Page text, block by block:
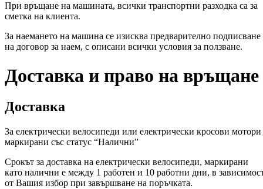
При връщане на машината, всички транспортни разходка са за
сметка на клиента.
За наемането на машина се изисква предварително подписване
на договор за наем, с описани всички условия за ползване.
Доставка и право на връщане
Доставка
За електрически велосипеди или електрически кросови мотори
маркирани със статус “Налични”
Срокът за доставка на електрически велосипеди, маркирани
като налични е между 1 работен и 10 работни дни, в
от Вашия избор при завършване на поръчката.